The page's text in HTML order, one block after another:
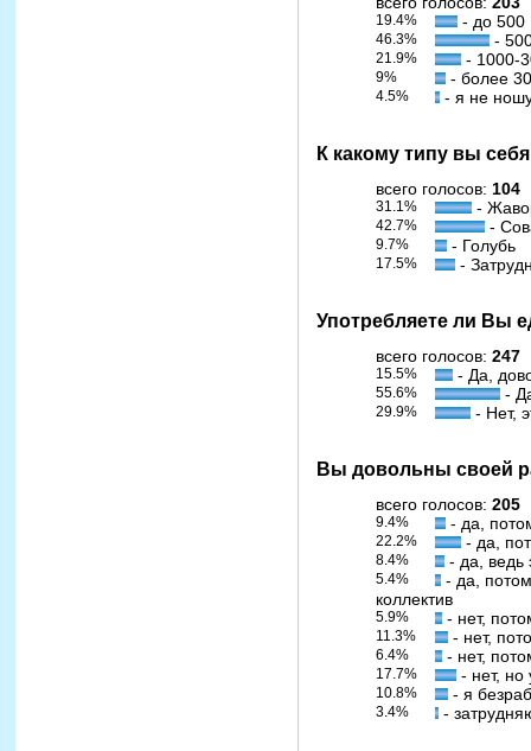
19.4% - до 500
46.3% -
21.9% - 1000-
9% - более
4.5% - я не
К какому типу вы
всего голосов: 104
31.1% -
42.7% -
9.7% - Голубь
17.5% -
Употребляете ли Вы
всего голосов: 247
15.5% - Да,
55.6% -
29.9% - Нет,
Вы довольны своей
всего голосов: 205
9.4% - да,
22.2% - да,
8.4% - да, ведь
5.4%
- да,
коллектив
5.9% - нет,
11.3% - нет,
6.4% - нет,
17.7% - нет, но
10.8% - я
3.4% -